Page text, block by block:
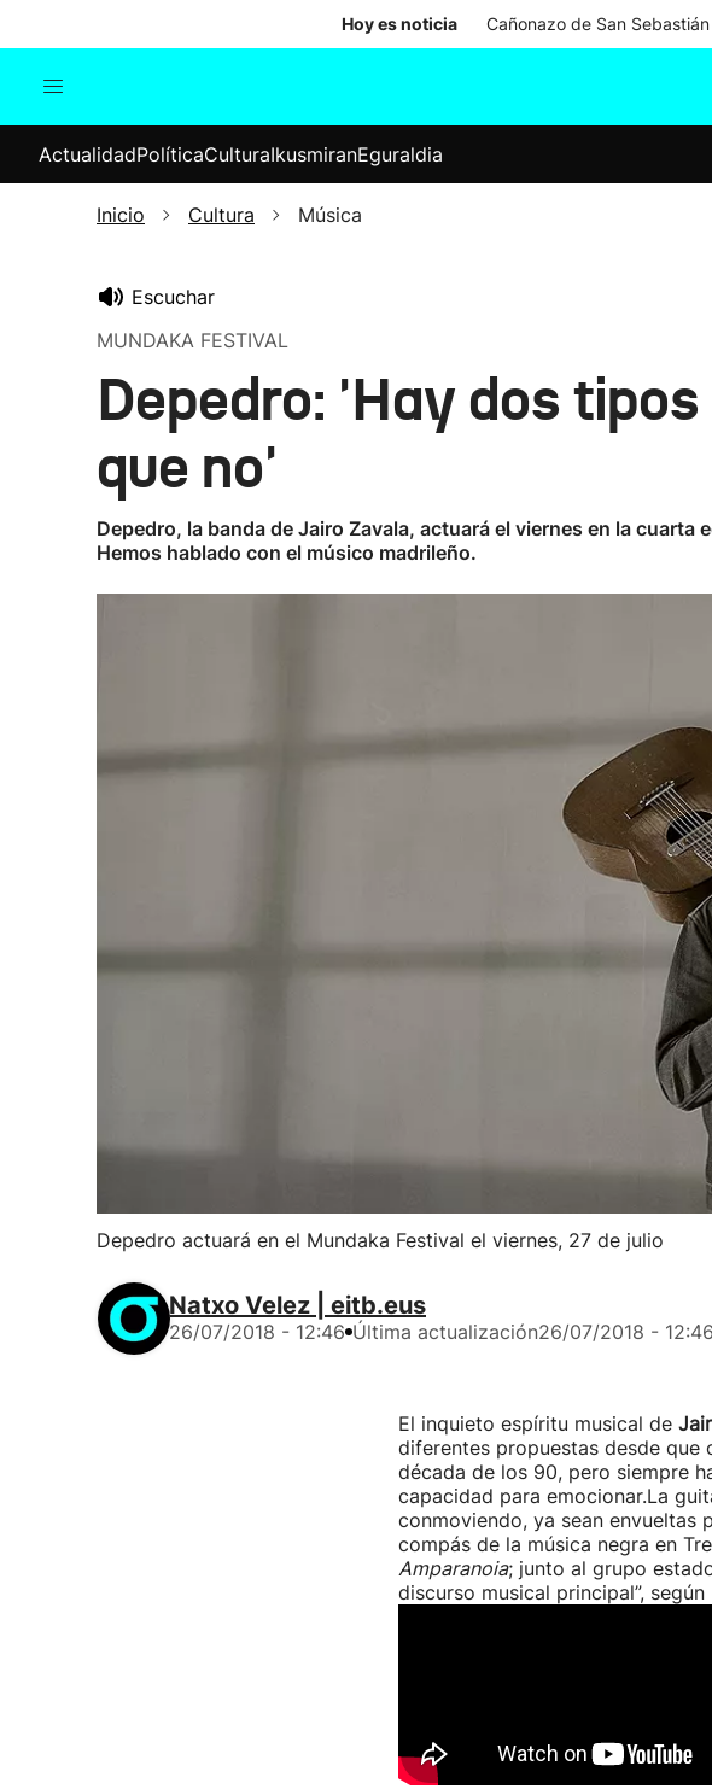
Hoy es noticia Cañonazo de San Sebastián
Internacional
Elecciones
ActualidadPolíticaCulturaIkusmiranEguraldia
Inicio Cultura Música
Escuchar
MUNDAKA FESTIVAL
Depedro: 'Hay dos
que no'
Depedro, la banda de Jairo Zavala, actuará el viernes en la
Hemos hablado con el músico madrileño.
Depedro actuará en el Mundaka Festival el viernes, 27 de julio
Natxo Velez | eitb.eus
26/07/2018 - 12:46 Última actualización26/07/2018 - 12:46
El inquieto espíritu musical de
diferentes propuestas desde que
década de los 90, pero siempre
capacidad para emocionar.La
conmoviendo, ya sean envueltas
compás de la música negra en
Amparanoia; junto al grupo
discurso musical principal”,